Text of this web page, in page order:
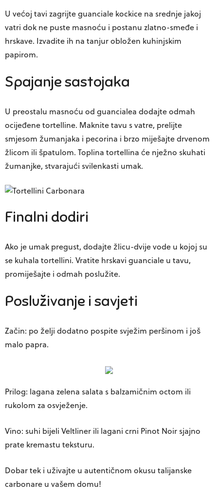
U većoj tavi zagrijte guanciale kockice na srednje jakoj
vatri dok ne puste masnoću i postanu zlatno-smeđe i
hrskave. Izvadite ih na tanjur obložen kuhinjskim
papirom.
Spajanje sastojaka
U preostalu masnoću od guancialea dodajte odmah
ocijeđene tortelline. Maknite tavu s vatre, prelijte
smjesom žumanjaka i pecorina i brzo miješajte drvenom
žlicom ili špatulom. Toplina tortellina će nježno skuhati
žumanjke, stvarajući svilenkasti umak.
Finalni dodiri
Ako je umak pregust, dodajte žlicu-dvije vode u kojoj su
se kuhala tortellini. Vratite hrskavi guanciale u tavu,
promiješajte i odmah poslužite.
Posluživanje i savjeti
Začin: po želji dodatno pospite svježim peršinom i još
malo papra.
Prilog: lagana zelena salata s balzamičnim octom ili
rukolom za osvježenje.
Vino: suhi bijeli Veltliner ili lagani crni Pinot Noir sjajno
prate kremastu teksturu.
Dobar tek i uživajte u autentičnom okusu talijanske
carbonare u vašem domu!